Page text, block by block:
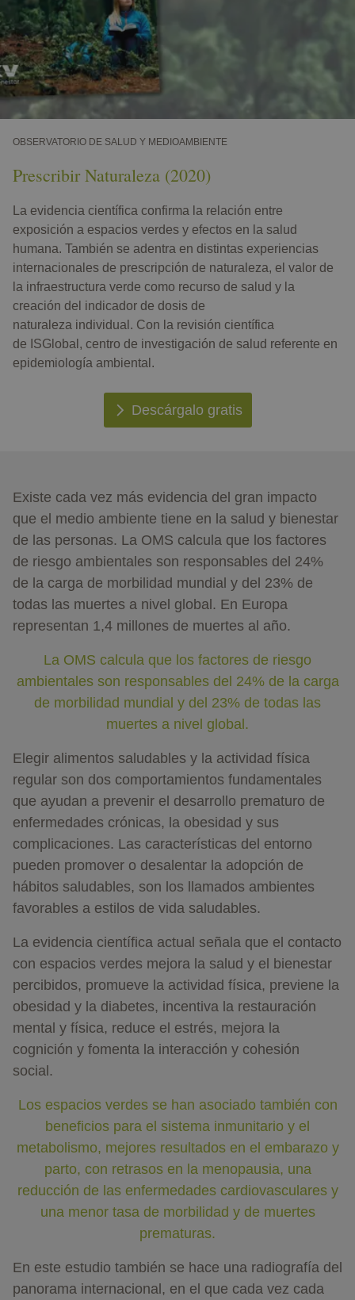
OBSERVATORIO DE SALUD Y MEDIOAMBIENTE
Prescribir Naturaleza (2020)
La evidencia científica confirma la relación entre
exposición a espacios verdes y efectos en la salud
humana. También se adentra en distintas experiencias
internacionales de prescripción de naturaleza, el valor de
la infraestructura verde como recurso de salud y la
creación del indicador de dosis de
naturaleza individual. Con la revisión científica
de ISGlobal, centro de investigación de salud referente en
epidemiología ambiental.
Descárgalo gratis
Existe cada vez más evidencia del gran impacto
que el medio ambiente tiene en la salud y bienestar
de las personas. La OMS calcula que los factores
de riesgo ambientales son responsables del 24%
de la carga de morbilidad mundial y del 23% de
todas las muertes a nivel global. En Europa
representan 1,4 millones de muertes al año.
La OMS calcula que los factores de riesgo
ambientales son responsables del 24% de la carga
de morbilidad mundial y del 23% de todas las
muertes a nivel global.
Elegir alimentos saludables y la actividad física
regular son dos comportamientos fundamentales
que ayudan a prevenir el desarrollo prematuro de
enfermedades crónicas, la obesidad y sus
complicaciones. Las características del entorno
pueden promover o desalentar la adopción de
hábitos saludables, son los llamados ambientes
favorables a estilos de vida saludables.
La evidencia científica actual señala que el contacto
con espacios verdes mejora la salud y el bienestar
percibidos, promueve la actividad física, previene la
obesidad y la diabetes, incentiva la restauración
mental y física, reduce el estrés, mejora la
cognición y fomenta la interacción y cohesión
social.
Los espacios verdes se han asociado también con
beneficios para el sistema inmunitario y el
metabolismo, mejores resultados en el embarazo y
parto, con retrasos en la menopausia, una
reducción de las enfermedades cardiovasculares y
una menor tasa de morbilidad y de muertes
prematuras.
En este estudio también se hace una radiografía del
panorama internacional, en el que cada vez cada